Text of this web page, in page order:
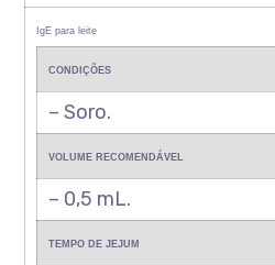
IgE para leite
CONDIÇÕES
– Soro.
VOLUME RECOMENDÁVEL
– 0,5 mL.
TEMPO DE JEJUM